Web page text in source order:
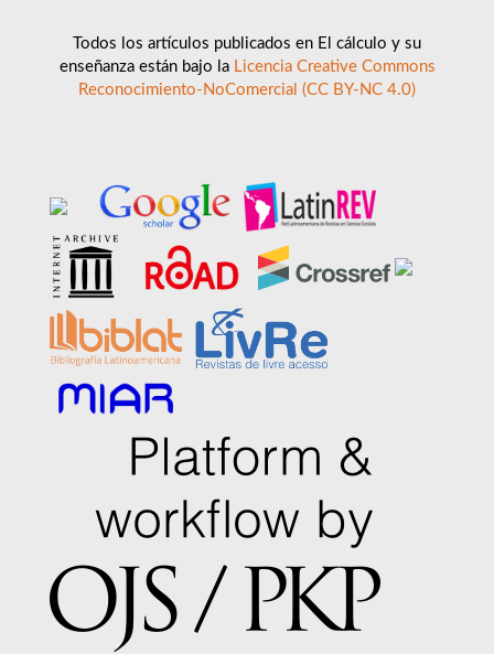
Todos los artículos publicados en El cálculo y su
enseñanza están bajo la Licencia Creative Commons
Reconocimiento-NoComercial (CC BY-NC 4.0)